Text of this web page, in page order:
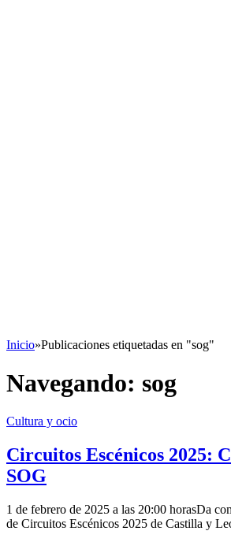
Inicio»Publicaciones etiquetadas en "sog"
Navegando: sog
Cultura y ocio
Circuitos Escénicos 2025:
SOG
1 de febrero de 2025 a las 20:00 horasDa
de Circuitos Escénicos 2025 de Castilla y